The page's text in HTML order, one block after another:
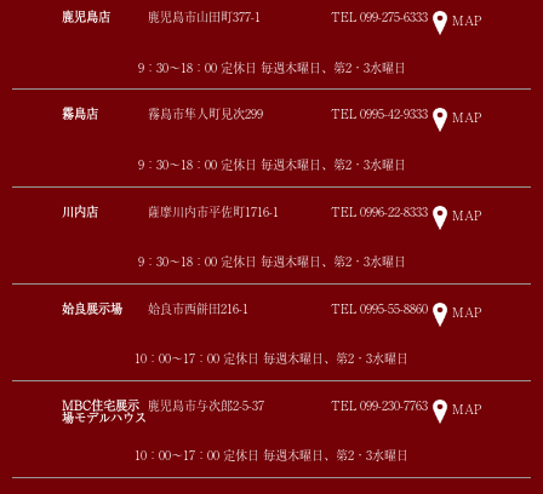
鹿児島店 鹿児島市山田町377-1 TEL 099-275-6333 MAP
9：30～18：00 定休日 毎週木曜日、第2・3水曜日
霧島店 霧島市隼人町見次299 TEL 0995-42-9333 MAP
9：30～18：00 定休日 毎週木曜日、第2・3水曜日
川内店 薩摩川内市平佐町1716-1 TEL 0996-22-8333 MAP
9：30～18：00 定休日 毎週木曜日、第2・3水曜日
姶良展示場 姶良市西餅田216-1 TEL 0995-55-8860 MAP
10：00～17：00 定休日 毎週木曜日、第2・3水曜日
MBC住宅展示
場モデルハウス
鹿児島市与次郎2-5-37 TEL 099-230-7763 MAP
10：00～17：00 定休日 毎週木曜日、第2・3水曜日